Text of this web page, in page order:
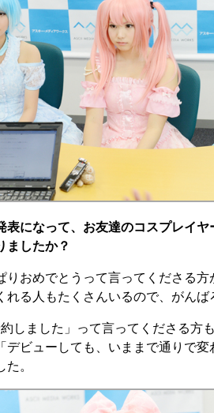
になって、お友達のコスプレイヤ
ましたか？
りおめでとうって言ってくださる
れる人もたくさんいるので、がんば
しました」って言ってくださる方
デビューしても、いままで通りで
。